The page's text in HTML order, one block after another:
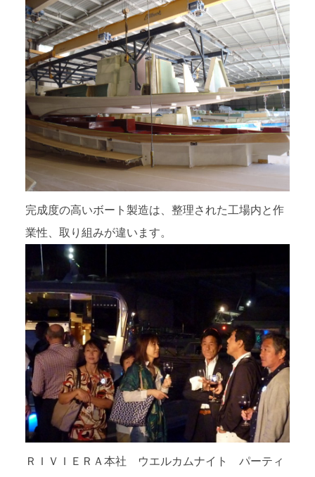
完成度の高いボート製造は、整理された工場内と作
業性、取り組みが違います。
ＲＩＶＩＥＲＡ本社 ウエルカムナイト パーティ